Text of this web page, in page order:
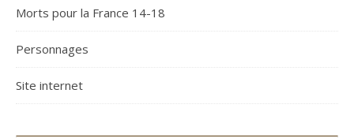
Morts pour la France 14-18
Personnages
Site internet